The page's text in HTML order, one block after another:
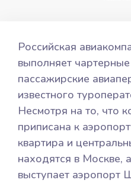
Российская
выполняет
пассажирские
известного
Несмотря на то, что
приписана к
квартира и
находятся в Москве,
выступает аэропорт